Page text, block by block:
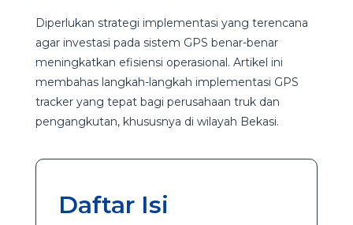
Diperlukan strategi implementasi yang terencana
agar investasi pada sistem GPS benar-benar
meningkatkan efisiensi operasional. Artikel ini
membahas langkah-langkah implementasi GPS
tracker yang tepat bagi perusahaan truk dan
pengangkutan, khususnya di wilayah Bekasi.
Daftar Isi